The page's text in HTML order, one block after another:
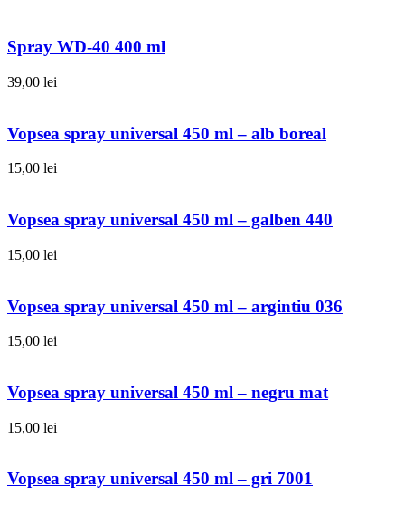
Spray WD-40 400 ml
39,00 lei
Vopsea spray universal 450 ml – alb boreal
15,00 lei
Vopsea spray universal 450 ml – galben 440
15,00 lei
Vopsea spray universal 450 ml – argintiu 036
15,00 lei
Vopsea spray universal 450 ml – negru mat
15,00 lei
Vopsea spray universal 450 ml – gri 7001